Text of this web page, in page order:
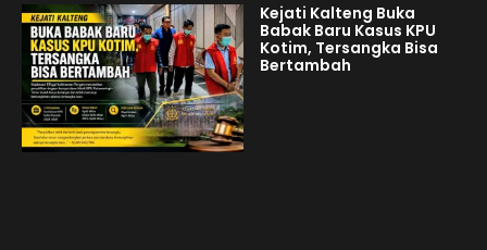
Kejati Kalteng Buka
Babak Baru Kasus KPU
Kotim, Tersangka Bisa
Bertambah